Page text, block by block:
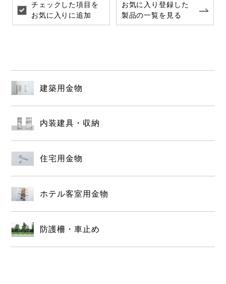
チェックした項目を
お気に入りに追加
お気に入り登録した
製品の一覧を見る
建築用金物
内装建具・収納
住宅用金物
ホテル客室用金物
防護柵・車止め